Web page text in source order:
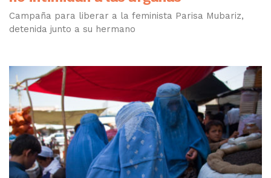
Campaña para liberar a la feminista Parisa Mubariz,
detenida junto a su hermano